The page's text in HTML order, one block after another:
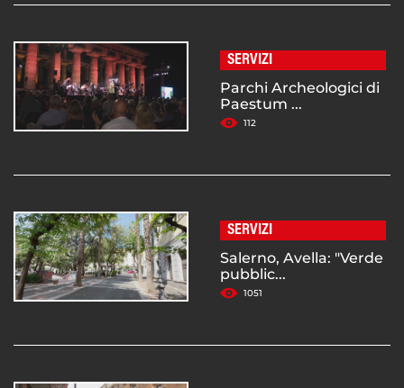
SERVIZI
Parchi Archeologici di
Paestum ...
112
SERVIZI
Salerno, Avella: "Verde
pubblic...
1051